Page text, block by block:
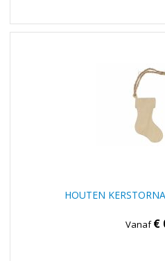
HOUTEN
Vanaf€